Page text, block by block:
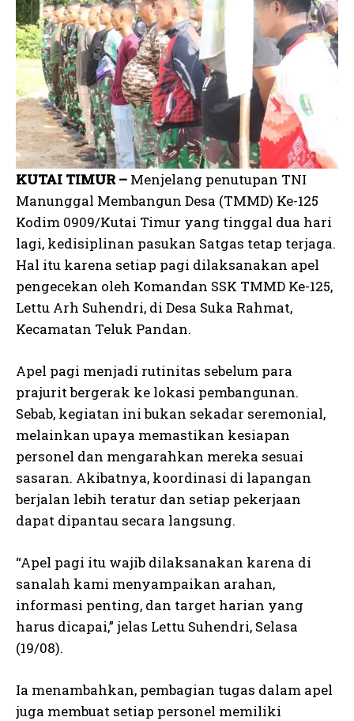
KUTAI TIMUR – Menjelang penutupan TNI
Manunggal Membangun Desa (TMMD) Ke-125
Kodim 0909/Kutai Timur yang tinggal dua hari
lagi, kedisiplinan pasukan Satgas tetap terjaga.
Hal itu karena setiap pagi dilaksanakan apel
pengecekan oleh Komandan SSK TMMD Ke-125,
Lettu Arh Suhendri, di Desa Suka Rahmat,
Kecamatan Teluk Pandan.
Apel pagi menjadi rutinitas sebelum para
prajurit bergerak ke lokasi pembangunan.
Sebab, kegiatan ini bukan sekadar seremonial,
melainkan upaya memastikan kesiapan
personel dan mengarahkan mereka sesuai
sasaran. Akibatnya, koordinasi di lapangan
berjalan lebih teratur dan setiap pekerjaan
dapat dipantau secara langsung.
“Apel pagi itu wajib dilaksanakan karena di
sanalah kami menyampaikan arahan,
informasi penting, dan target harian yang
harus dicapai,” jelas Lettu Suhendri, Selasa
(19/08).
Ia menambahkan, pembagian tugas dalam apel
juga membuat setiap personel memiliki